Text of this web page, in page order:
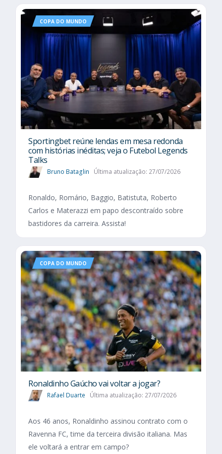
COPA DO MUNDO
Sportingbet reúne lendas em mesa redonda
com histórias inéditas; veja o Futebol Legends
Talks
Bruno Bataglin Última atualização: 27/07/2026
Ronaldo, Romário, Baggio, Batistuta, Roberto
Carlos e Materazzi em papo descontraído sobre
bastidores da carreira. Assista!
COPA DO MUNDO
Ronaldinho Gaúcho vai voltar a jogar?
Rafael Duarte Última atualização: 27/07/2026
Aos 46 anos, Ronaldinho assinou contrato com o
Ravenna FC, time da terceira divisão italiana. Mas
ele voltará a entrar em campo?